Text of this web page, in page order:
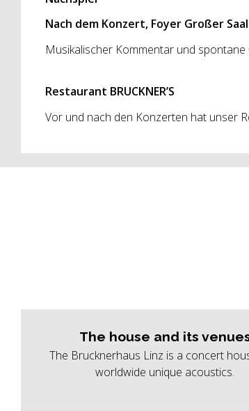
Nach dem Konzert, Foyer Großer Saal
Musikalischer Kommentar und
Restaurant BRUCKNER’S
Vor und nach den Konzerten hat unser
The house and its
The Brucknerhaus Linz is a concert
worldwide unique acoustics.